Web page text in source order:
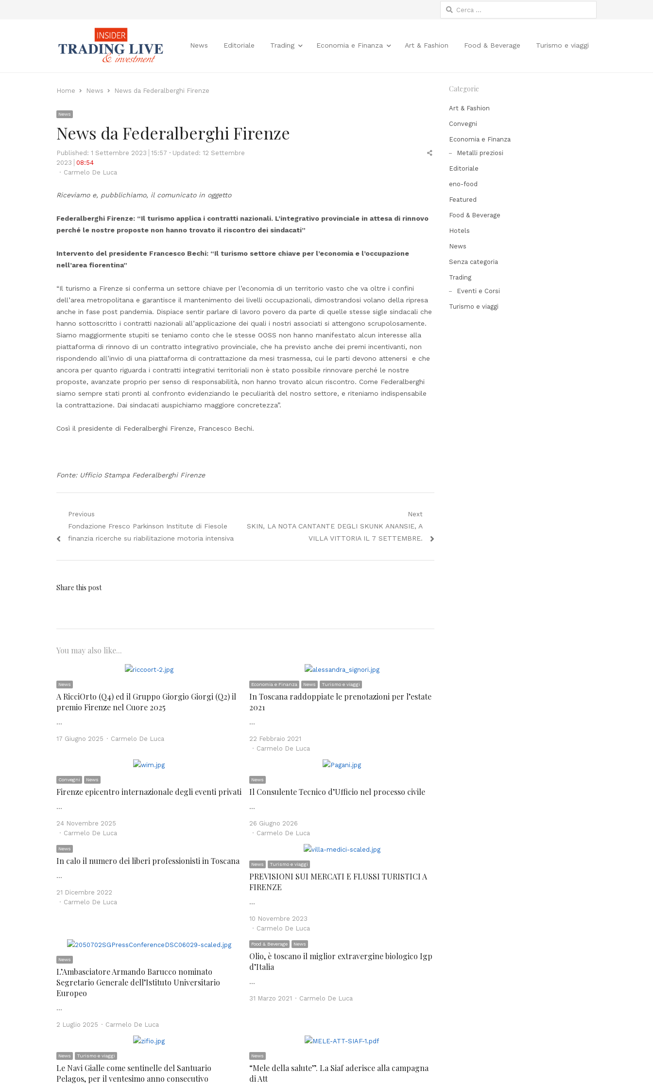
Ricerca
per:
News Editoriale Trading Economia e Finanza Art & Fashion Food & Beverage Turismo e viaggi
Home News News da Federalberghi Firenze
News
News da Federalberghi Firenze
Published: 1 Settembre 2023 15:57
Updated: 12 Settembre
2023
08:54
Author
Carmelo De Luca
Share
Riceviamo e, pubblichiamo, il comunicato in oggetto
Federalberghi Firenze: “Il turismo applica i contratti nazionali. L’integrativo provinciale in attesa di rinnovo
perché le nostre proposte non hanno trovato il riscontro dei sindacati”
Intervento del presidente Francesco Bechi: “Il turismo settore chiave per l’economia e l’occupazione
nell’area fiorentina”
“Il turismo a Firenze si conferma un settore chiave per l’economia di un territorio vasto che va oltre i confini
dell’area metropolitana e garantisce il mantenimento dei livelli occupazionali, dimostrandosi volano della ripresa
anche in fase post pandemia. Dispiace sentir parlare di lavoro povero da parte di quelle stesse sigle sindacali che
hanno sottoscritto i contratti nazionali all’applicazione dei quali i nostri associati si attengono scrupolosamente.
Siamo maggiormente stupiti se teniamo conto che le stesse OOSS non hanno manifestato alcun interesse alla
piattaforma di rinnovo di un contratto integrativo provinciale, che ha previsto anche dei premi incentivanti, non
rispondendo all’invio di una piattaforma di contrattazione da mesi trasmessa, cui le parti devono attenersi e che
ancora per quanto riguarda i contratti integrativi territoriali non è stato possibile rinnovare perché le nostre
proposte, avanzate proprio per senso di responsabilità, non hanno trovato alcun riscontro. Come Federalberghi
siamo sempre stati pronti al confronto evidenziando le peculiarità del nostro settore, e riteniamo indispensabile
la contrattazione. Dai sindacati auspichiamo maggiore concretezza”.
Così il presidente di Federalberghi Firenze, Francesco Bechi.
Fonte: Ufficio Stampa Federalberghi Firenze
Navigazione
articoli
Previous
Previous
post:
Fondazione Fresco Parkinson Institute di Fiesole
finanzia ricerche su riabilitazione motoria intensiva
Next
Next
SKIN, LA NOTA CANTANTE DEGLI SKUNK ANANSIE, A
VILLA VITTORIA IL 7 SETTEMBRE.
Share this post
You may also like...
News
A RicciOrto (Q4) ed il Gruppo Giorgio Giorgi (Q2) il
premio Firenze nel Cuore 2025
…
17 Giugno 2025 Author
Carmelo De Luca
Economia e Finanza News Turismo e viaggi
In Toscana raddoppiate le prenotazioni per l’estate
2021
…
22 Febbraio 2021
Author
Carmelo De Luca
Convegni News
Firenze epicentro internazionale degli eventi privati
…
24 Novembre 2025
Author
Carmelo De Luca
News
Il Consulente Tecnico d’Ufficio nel processo civile
…
26 Giugno 2026
Author
Carmelo De Luca
News
In calo il numero dei liberi professionisti in Toscana
…
21 Dicembre 2022
Author
Carmelo De Luca
News Turismo e viaggi
PREVISIONI SUI MERCATI E FLUSSI TURISTICI A
FIRENZE
…
10 Novembre 2023
Author
Carmelo De Luca
News
L’Ambasciatore Armando Barucco nominato
Segretario Generale dell’Istituto Universitario
Europeo
…
2 Luglio 2025 Author
Carmelo De Luca
Food & Beverage News
Olio, è toscano il miglior extravergine biologico Igp
d’Italia
…
31 Marzo 2021 Author
Carmelo De Luca
News Turismo e viaggi
Le Navi Gialle come sentinelle del Santuario
Pelagos, per il ventesimo anno consecutivo
News
“Mele della salute”. La Siaf aderisce alla campagna
di Att
Categorie
Art & Fashion
Convegni
Economia e Finanza
Metalli preziosi
Editoriale
eno-food
Featured
Food & Beverage
Hotels
News
Senza categoria
Trading
Eventi e Corsi
Turismo e viaggi